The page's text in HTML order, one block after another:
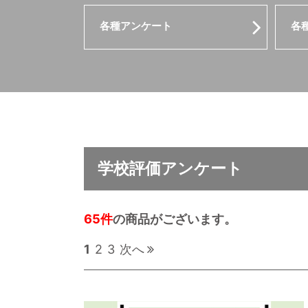
各種アンケート 各
学校評価アンケート
65件の商品がございます。
1 2 3 次へ